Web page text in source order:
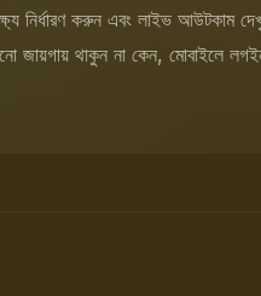
লক্ষ্য নির্ধারণ করুন এবং লাইভ
জায়গায় থাকুন না কেন, মোবাইলে